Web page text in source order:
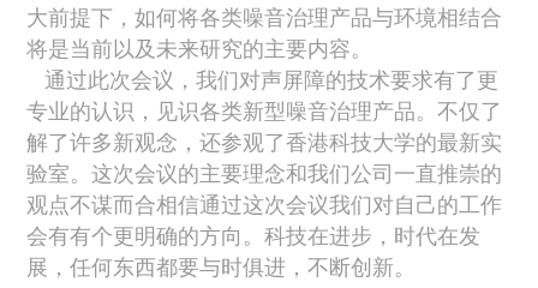
大前提下，如何将各类噪音治理产品与环境相结合
将是当前以及未来研究的主要内容。
通过此次会议，我们对声屏障的技术要求有了 更
专业的认识，见识各类新型噪音治理产品。不仅了
解了许多新观念，还参观了香港科技大学的最新实
验室。这次会议的主要理念和我们公司一直推崇的
观点不谋而合相信通过这次会议我们对自己的工作
会有有个更明确的方向 。科技在进步，时代在发
展，任何东西都要与时俱进，不断创新。